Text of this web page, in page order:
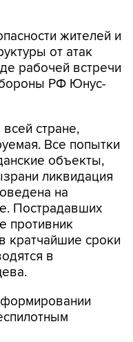
жителей и
от атак
рабочей встречи
РФ Юнус-
стране,
Все попытки
объекты,
ликвидация
на
Пострадавших
противник
кратчайшие сроки
в
формировании